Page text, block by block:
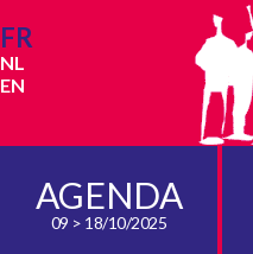
FR
NL
EN
AGENDA
09 > 18/10/2025